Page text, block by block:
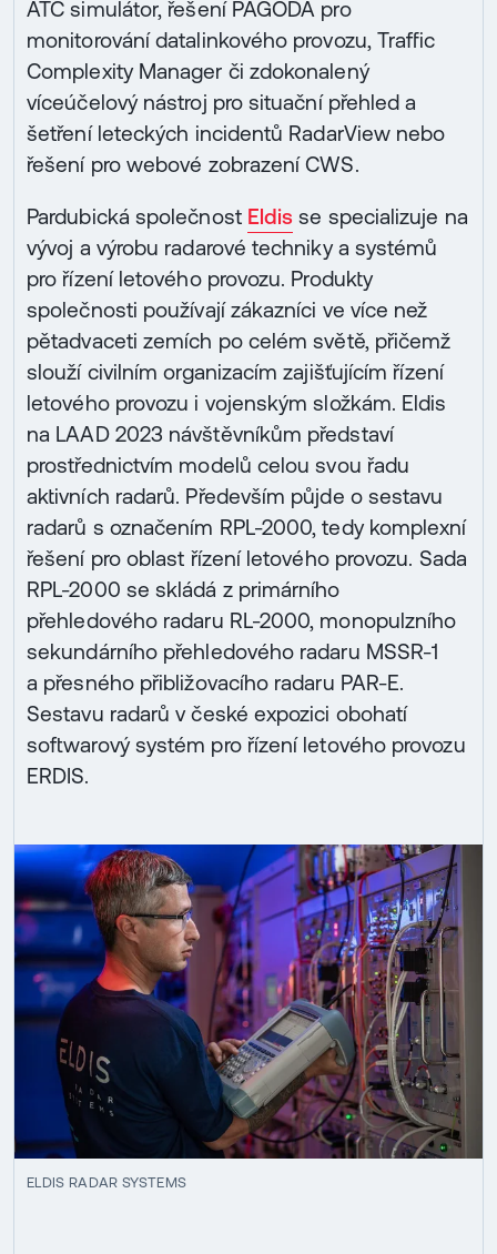
ATC simulátor, řešení PAGODA pro
monitorování datalinkového provozu, Traffic
Complexity Manager či zdokonalený
víceúčelový nástroj pro situační přehled a
šetření leteckých incidentů RadarView nebo
řešení pro webové zobrazení CWS.
Pardubická společnost Eldis se specializuje na
vývoj a výrobu radarové techniky a systémů
pro řízení letového provozu. Produkty
společnosti používají zákazníci ve více než
pětadvaceti zemích po celém světě, přičemž
slouží civilním organizacím zajišťujícím řízení
letového provozu i vojenským složkám. Eldis
na LAAD 2023 návštěvníkům představí
prostřednictvím modelů celou svou řadu
aktivních radarů. Především půjde o sestavu
radarů s označením RPL-2000, tedy komplexní
řešení pro oblast řízení letového provozu. Sada
RPL-2000 se skládá z primárního
přehledového radaru RL-2000, monopulzního
sekundárního přehledového radaru MSSR-1
a přesného přibližovacího radaru PAR-E.
Sestavu radarů v české expozici obohatí
softwarový systém pro řízení letového provozu
ERDIS.
ELDIS RADAR SYSTEMS